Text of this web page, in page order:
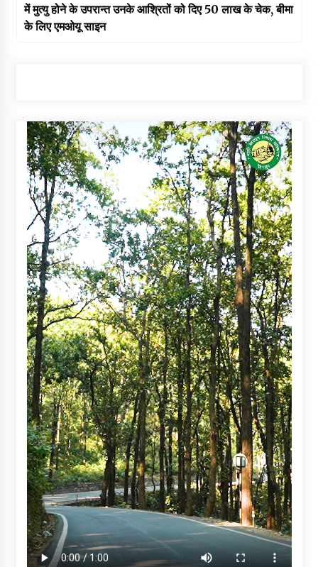
में मुत्यु होने के उपरान्त उनके आश्रितों को दिए 50 लाख के चेक, बीमा
के लिए एमओयू साइन